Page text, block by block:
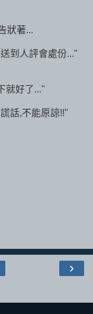
狀著...
到人評會處份..."
就好了..."
話,不能原諒!!"
›